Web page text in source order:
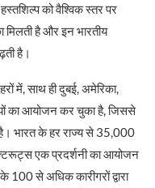
को वैश्विक स्तर पर
मिलती है और इन भारतीय
है।
में, साथ ही दुबई, अमेरिका,
का आयोजन कर चुका है, जिससे
भारत के हर राज्य से 35,000
एक प्रदर्शनी का आयोजन
100 से अधिक कारीगरों द्वारा